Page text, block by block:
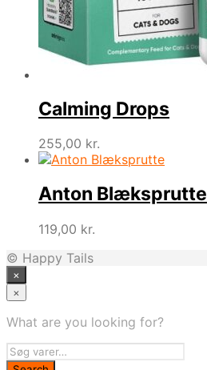
Calming Drops
255,00 kr.
Anton Blæksprutte
119,00 kr.
© Happy Tails
×
×
What are you looking for?